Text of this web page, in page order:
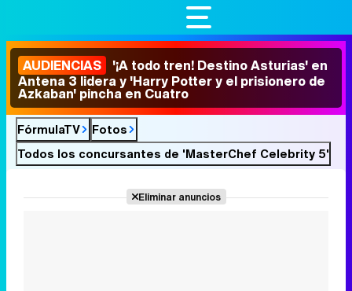
AUDIENCIAS '¡A todo tren! Destino Asturias' en
Antena 3 lidera y 'Harry Potter y el prisionero de
Azkaban' pincha en Cuatro
FórmulaTV
Fotos
Todos los concursantes de 'MasterChef Celebrity 5'
Eliminar anuncios